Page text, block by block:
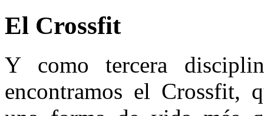
El Crossfit
Y como tercera
encontramos el Crossfit,